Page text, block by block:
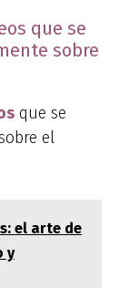
que se
sobre
que se
el
el arte de
y